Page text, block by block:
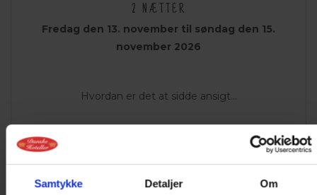
Samtykke Detaljer Om
2 NÆTTER
Fredag den 13. november til søndag den 15.
november 2026
Hvordan er det at sidde ansigt...